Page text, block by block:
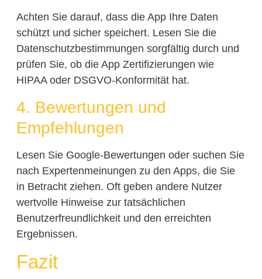
Achten Sie darauf, dass die App Ihre Daten
schützt und sicher speichert. Lesen Sie die
Datenschutzbestimmungen sorgfältig durch und
prüfen Sie, ob die App Zertifizierungen wie
HIPAA oder DSGVO-Konformität hat.
4. Bewertungen und
Empfehlungen
Lesen Sie Google-Bewertungen oder suchen Sie
nach Expertenmeinungen zu den Apps, die Sie
in Betracht ziehen. Oft geben andere Nutzer
wertvolle Hinweise zur tatsächlichen
Benutzerfreundlichkeit und den erreichten
Ergebnissen.
Fazit